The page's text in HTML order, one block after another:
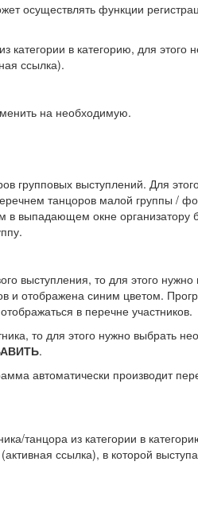
осуществлять функции
категории в категорию, для этого
ссылка).
на необходимую.
групповых выступлений. Для
танцоров малой группы /
выпадающем окне организатору
выступления, то для этого
и отображена синим цветом.
в перечне участников.
то для этого нужно выбрать
.
автоматически производит
танцора из категории в
ссылка), в которой